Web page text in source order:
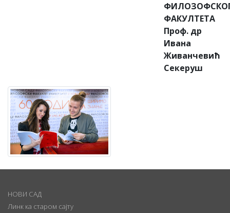
ФАКУЛТЕТА
Проф. др
Ивана
Живанчевић
Секеруш
НОВИ САД
Линк ка старом сајту